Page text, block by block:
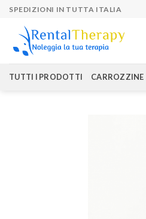
Skip
content
SPEDIZIONI IN TUTTA ITALIA
TUTTI I PRODOTTI CARROZZINE